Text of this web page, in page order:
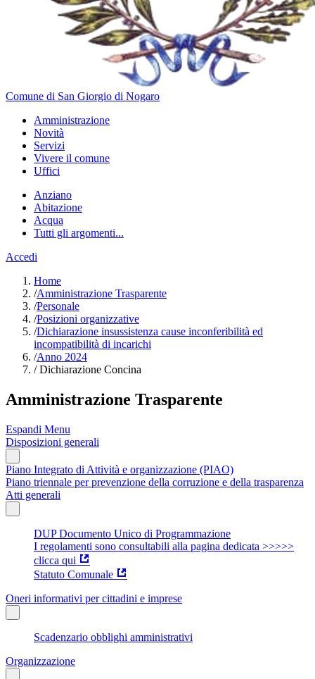
Comune di San Giorgio di Nogaro
Amministrazione
Novità
Servizi
Vivere il comune
Uffici
Anziano
Abitazione
Acqua
Tutti gli argomenti...
Accedi
Home
/Amministrazione Trasparente
/Personale
/Posizioni organizzative
/Dichiarazione insussistenza cause inconferibilità ed
incompatibilità di incarichi
/Anno 2024
/Dichiarazione Concina
Amministrazione Trasparente
Espandi Menu
Disposizioni generali
Piano Integrato di Attività e organizzazione (PIAO)
Piano triennale per prevenzione della corruzione e della trasparenza
Atti generali
DUP Documento Unico di Programmazione
I regolamenti sono consultabili alla pagina dedicata >>>>>
clicca qui
Statuto Comunale
Oneri informativi per cittadini e imprese
Scadenzario obblighi amministrativi
Organizzazione